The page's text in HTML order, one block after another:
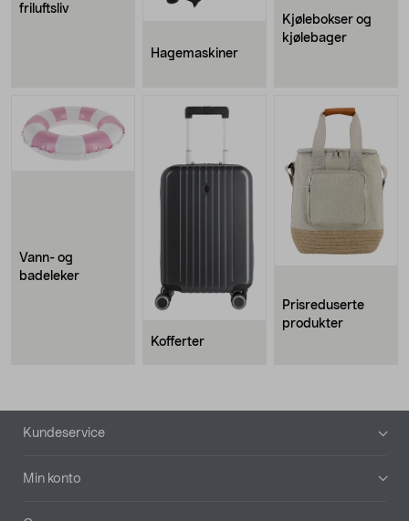
friluftsliv
Hagemaskiner
Kjølebokser og
kjølebager
Vann- og
badeleker
Kofferter
Prisreduserte
produkter
Bunntekst
Kundeservice
Min konto